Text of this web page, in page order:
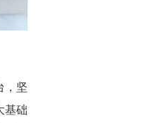
，坚
基础